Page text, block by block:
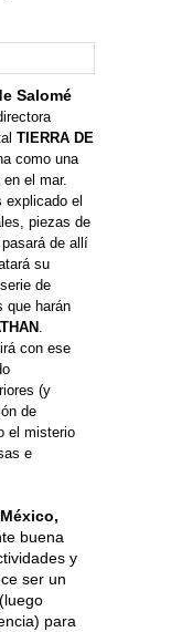
Salomé
TIERRA DE
como una
el mar.
explicado el
piezas de
de allí
su
de
que harán
.
con ese
(y
de
el misterio
e
buena
y
ser un
para